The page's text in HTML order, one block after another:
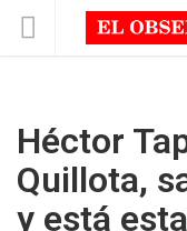
Héctor
Quillota,
y está